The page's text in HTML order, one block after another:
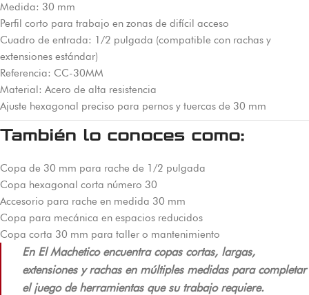
Medida: 30 mm
Perfil corto para trabajo en zonas de difícil acceso
Cuadro de entrada: 1/2 pulgada (compatible con rachas y
extensiones estándar)
Referencia: CC-30MM
Material: Acero de alta resistencia
Ajuste hexagonal preciso para pernos y tuercas de 30 mm
También lo conoces como:
Copa de 30 mm para rache de 1/2 pulgada
Copa hexagonal corta número 30
Accesorio para rache en medida 30 mm
Copa para mecánica en espacios reducidos
Copa corta 30 mm para taller o mantenimiento
En El Machetico encuentra copas cortas, largas,
extensiones y rachas en múltiples medidas para completar
el juego de herramientas que su trabajo requiere.